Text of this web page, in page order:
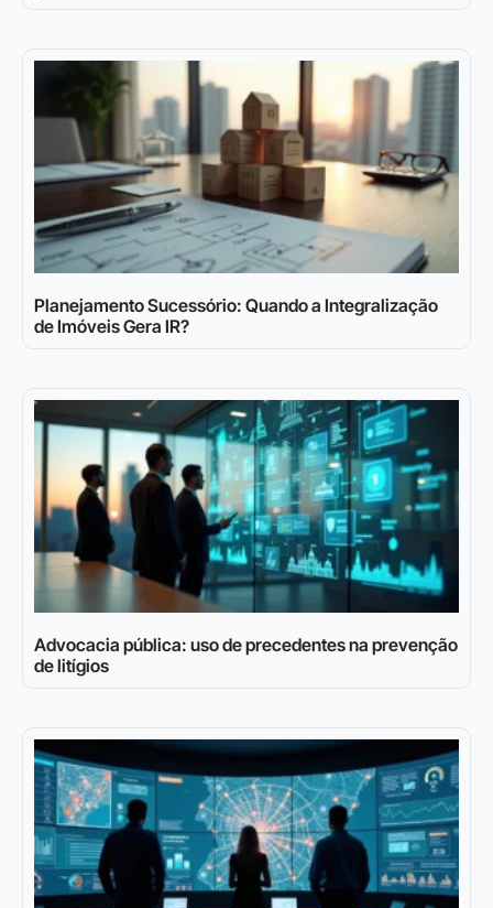
Planejamento Sucessório: Quando a Integralização
de Imóveis Gera IR?
Advocacia pública: uso de precedentes na prevenção
de litígios